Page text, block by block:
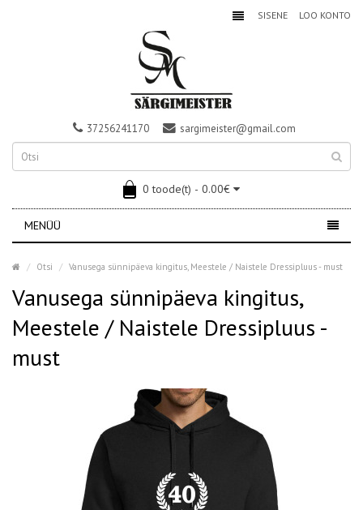
SISENE LOO KONTO
37256241170 sargimeister@gmail.com
0 toode(t) - 0.00€
MENÜÜ
Otsi Vanusega sünnipäeva kingitus, Meestele / Naistele Dressipluus - must
Vanusega sünnipäeva kingitus,
Meestele / Naistele Dressipluus -
must